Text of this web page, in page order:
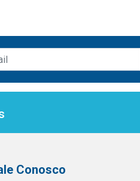
Conosco